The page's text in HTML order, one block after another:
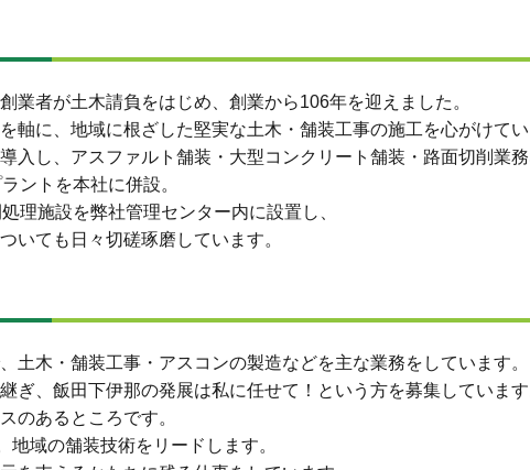
業者が土木請負をはじめ、創業から106年を迎えました。
軸に、地域に根ざした堅実な土木・舗装工事の施工を心がけてい
入し、アスファルト舗装・大型コンクリート舗装・路面切削業務
ントを本社に併設。
理施設を弊社管理センター内に設置し、
いても日々切磋琢磨しています。
土木・舗装工事・アスコンの製造などを主な業務をしています。
ぎ、飯田下伊那の発展は私に任せて！という方を募集しています
のあるところです。
域の舗装技術をリードします。